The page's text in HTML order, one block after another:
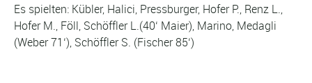
Es spielten: Kübler, Halici, Pressburger, Hofer P., Renz L.,
Hofer M., Föll, Schöffler L.(40‘ Maier), Marino, Medagli
(Weber 71‘), Schöffler S. (Fischer 85‘)